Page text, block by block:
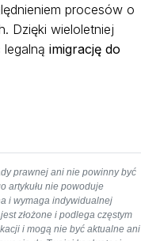
procesów o
Dzięki wieloletniej
imigrację do
prawnej ani nie powinny być
artykułu nie powoduje
i wymaga indywidualnej
złożone i podlega częstym
i mogą nie być aktualne ani